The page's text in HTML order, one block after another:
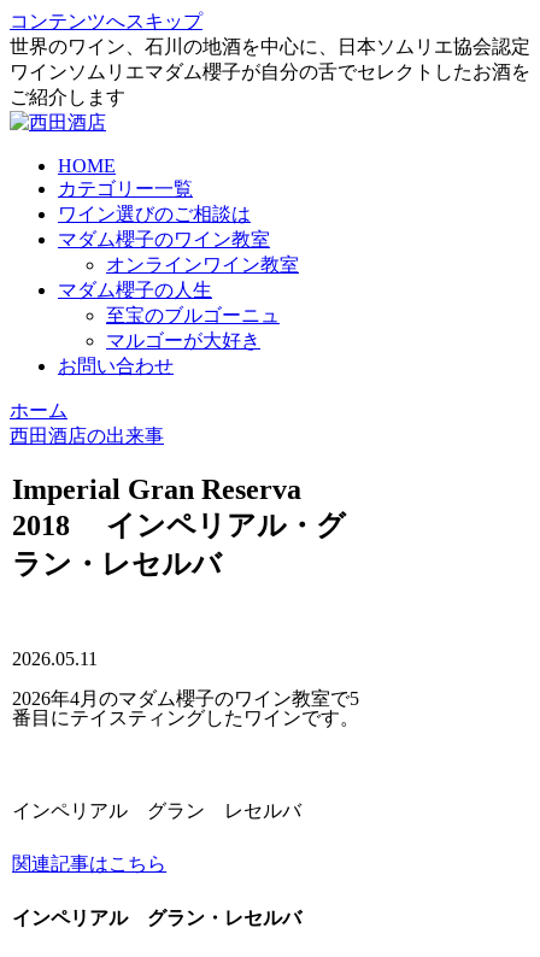
コンテンツへスキップ
世界のワイン、石川の地酒を中心に、日本ソムリエ協会認定
ワインソムリエマダム櫻子が自分の舌でセレクトしたお酒を
ご紹介します
HOME
カテゴリー一覧
ワイン選びのご相談は
マダム櫻子のワイン教室
オンラインワイン教室
マダム櫻子の人生
至宝のブルゴーニュ
マルゴーが大好き
お問い合わせ
ホーム
西田酒店の出来事
Imperial Gran Reserva
2018 インペリアル・グ
ラン・レセルバ
2026.05.11
2026年4月のマダム櫻子のワイン教室で5
番目にテイスティングしたワインです。
インペリアル グラン レセルバ
関連記事はこちら
インペリアル グラン・レセルバ